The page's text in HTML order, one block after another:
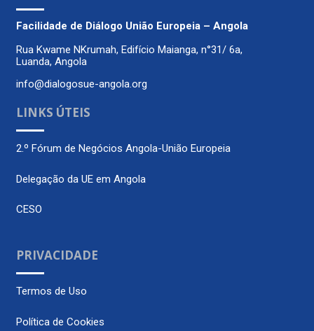
Facilidade de Diálogo União Europeia – Angola
Rua Kwame NKrumah, Edifício Maianga, n°31/ 6a,
Luanda, Angola
info@dialogosue-angola.org
LINKS ÚTEIS
2.º Fórum de Negócios Angola-União Europeia
Delegação da UE em Angola
CESO
PRIVACIDADE
Termos de Uso
Política de Cookies